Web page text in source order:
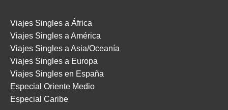
Viajes Singles a África
Viajes Singles a América
Viajes Singles a Asia/Oceanía
Viajes Singles a Europa
Viajes Singles en España
Especial Oriente Medio
Especial Caribe